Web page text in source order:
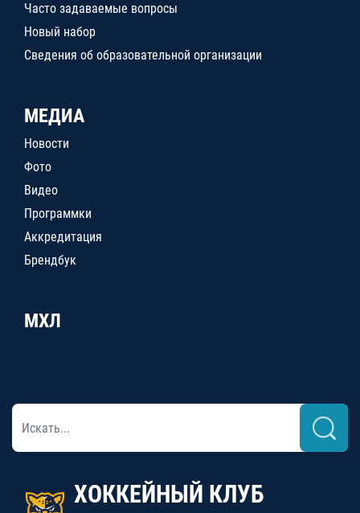
Часто задаваемые вопросы
Новый набор
Сведения об образовательной организации
МЕДИА
Новости
Фото
Видео
Программки
Аккредитация
Брендбук
МХЛ
ХОККЕЙНЫЙ КЛУБ